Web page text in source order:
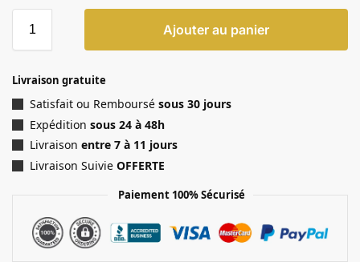
Ajouter au panier
Livraison gratuite
Satisfait ou Remboursé sous 30 jours
Expédition sous 24 à 48h
Livraison entre 7 à 11 jours
Livraison Suivie OFFERTE
Paiement 100% Sécurisé